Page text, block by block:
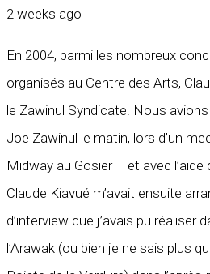
2 weeks ago
En 2004, parmi les nombreux
organisés au Centre des Arts,
le Zawinul Syndicate. Nous
Joe Zawinul le matin, lors d’un
Midway au Gosier – et avec l’aide
Claude Kiavué m’avait ensuite
d’interview que j’avais pu réaliser
l’Arawak (ou bien je ne sais plus